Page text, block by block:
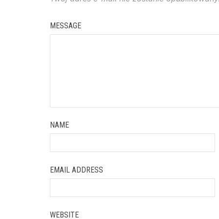
MESSAGE
NAME
EMAIL ADDRESS
WEBSITE